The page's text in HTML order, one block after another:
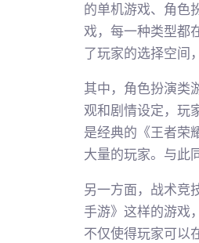
的单机游戏、角色
戏，每一种类型都
了玩家的选择空间
其中，角色扮演类
观和剧情设定，玩
是经典的《王者荣
大量的玩家。与此
另一方面，战术竞
手游》这样的游戏
不仅使得玩家可以